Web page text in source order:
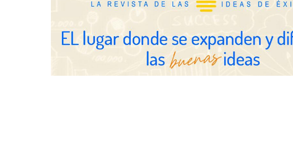
medidas que impactan a empresas
El nuevo mapa de zonas
tensionadas abre nuevos frentes
legales para propietarios e